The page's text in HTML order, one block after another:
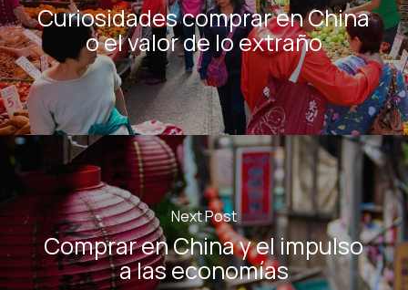
Curiosidades comprar en China
o el valor de lo extraño
Next Post
Comprar en China y el impulso
a las economías